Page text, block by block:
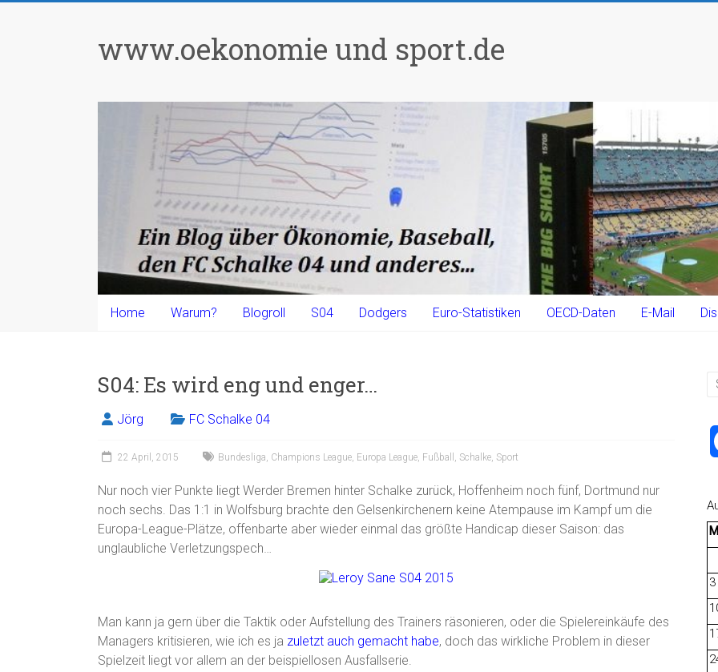
www.oekonomie und sport.de
Home Warum? Blogroll S04 Dodgers Euro-Statistiken OECD-Daten E-Mail
S04: Es wird eng und enger…
Jörg FC Schalke 04
22 April, 2015 Bundesliga Champions League Europa League Fußball Schalke Sport
Nur noch vier Punkte liegt Werder Bremen hinter Schalke zurück, Hoffenheim noch fünf, Dortmund nur
noch sechs. Das 1:1 in Wolfsburg brachte den Gelsenkirchenern keine Atempause im Kampf um die
Europa-League-Plätze, offenbarte aber wieder einmal das größte Handicap dieser Saison: das
unglaubliche Verletzungspech…
Man kann ja gern über die Taktik oder Aufstellung des Trainers räsonieren, oder die Spielereinkäufe des
Managers kritisieren, wie ich es ja zuletzt auch gemacht habe, doch das wirkliche Problem in dieser
Spielzeit liegt vor allem an der beispiellosen Ausfallserie.
M
3